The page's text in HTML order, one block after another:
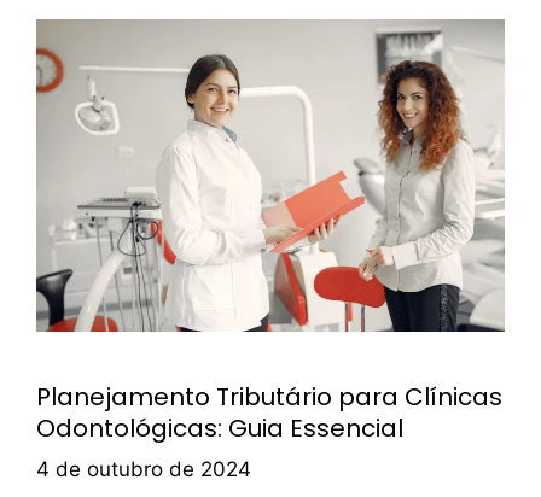
Planejamento Tributário para Clínicas
Odontológicas: Guia Essencial
4 de outubro de 2024